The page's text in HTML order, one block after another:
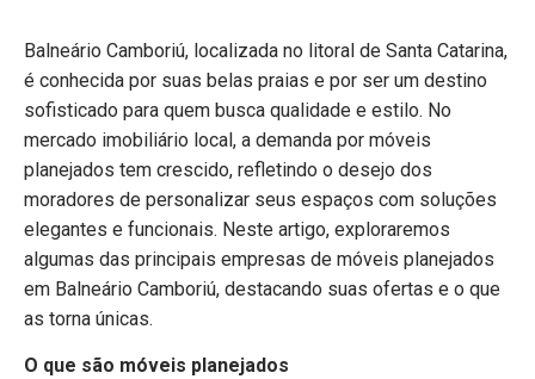
Balneário Camboriú, localizada no litoral de Santa Catarina,
é conhecida por suas belas praias e por ser um destino
sofisticado para quem busca qualidade e estilo. No
mercado imobiliário local, a demanda por móveis
planejados tem crescido, refletindo o desejo dos
moradores de personalizar seus espaços com soluções
elegantes e funcionais. Neste artigo, exploraremos
algumas das principais empresas de móveis planejados
em Balneário Camboriú, destacando suas ofertas e o que
as torna únicas.
O que são móveis planejados